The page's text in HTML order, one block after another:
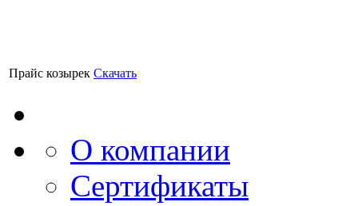
Прайс козырек Скачать
О компании
Сертификаты